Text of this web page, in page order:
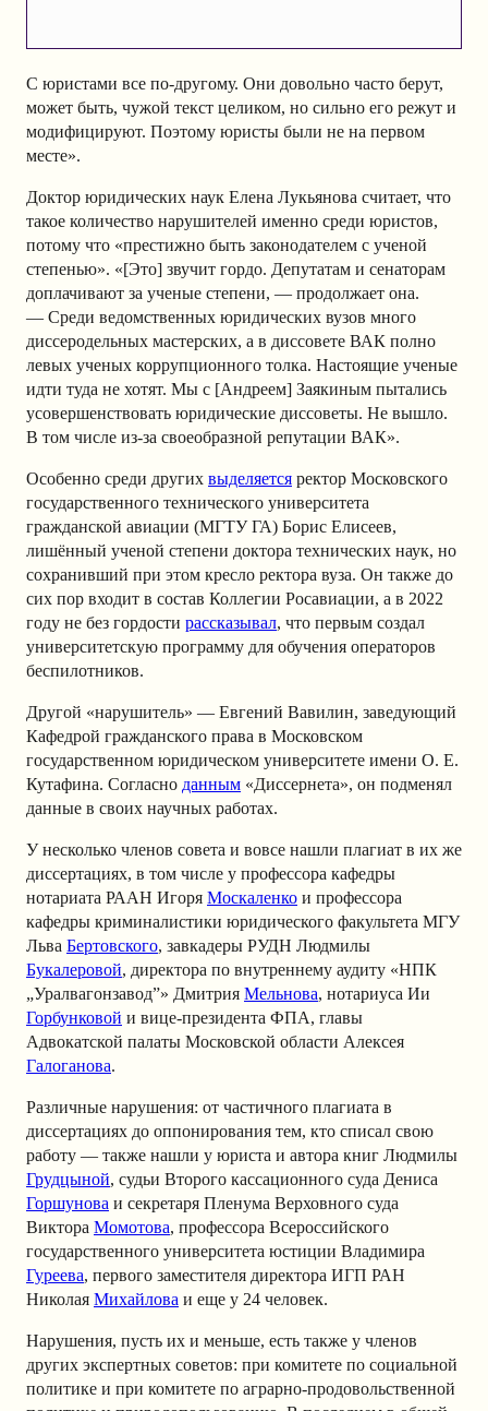
С юристами все по-другому. Они довольно часто берут,
может быть, чужой текст целиком, но сильно его режут и
модифицируют. Поэтому юристы были не на первом
месте».
Доктор юридических наук Елена Лукьянова считает, что
такое количество нарушителей именно среди юристов,
потому что «престижно быть законодателем с ученой
степенью». «[Это] звучит гордо. Депутатам и сенаторам
доплачивают за ученые степени, — продолжает она.
— Среди ведомственных юридических вузов много
диссеродельных мастерских, а в диссовете ВАК полно
левых ученых коррупционного толка. Настоящие ученые
идти туда не хотят. Мы с [Андреем] Заякиным пытались
усовершенствовать юридические диссоветы. Не вышло.
В том числе из-за своеобразной репутации ВАК».
Особенно среди других выделяется ректор Московского
государственного технического университета
гражданской авиации (МГТУ ГА) Борис Елисеев,
лишённый ученой степени доктора технических наук, но
сохранивший при этом кресло ректора вуза. Он также до
сих пор входит в состав Коллегии Росавиации, а в 2022
году не без гордости рассказывал, что первым создал
университетскую программу для обучения операторов
беспилотников.
Другой «нарушитель» — Евгений Вавилин, заведующий
Кафедрой гражданского права в Московском
государственном юридическом университете имени О. Е.
Кутафина. Согласно данным «Диссернета», он подменял
данные в своих научных работах.
У несколько членов совета и вовсе нашли плагиат в их же
диссертациях, в том числе у профессора кафедры
нотариата РААН Игоря Москаленко и профессора
кафедры криминалистики юридического факультета МГУ
Льва Бертовского, завкадеры РУДН Людмилы
Букалеровой, директора по внутреннему аудиту «НПК
„Уралвагонзавод”» Дмитрия Мельнова, нотариуса Ии
Горбунковой и вице-президента ФПА, главы
Адвокатской палаты Московской области Алексея
Галоганова.
Различные нарушения: от частичного плагиата в
диссертациях до оппонирования тем, кто списал свою
работу — также нашли у юриста и автора книг Людмилы
Грудцыной, судьи Второго кассационного суда Дениса
Горшунова и секретаря Пленума Верховного суда
Виктора Момотова, профессора Всероссийского
государственного университета юстиции Владимира
Гуреева, первого заместителя директора ИГП РАН
Николая Михайлова и еще у 24 человек.
Нарушения, пусть их и меньше, есть также у членов
других экспертных советов: при комитете по социальной
политике и при комитете по аграрно-продовольственной